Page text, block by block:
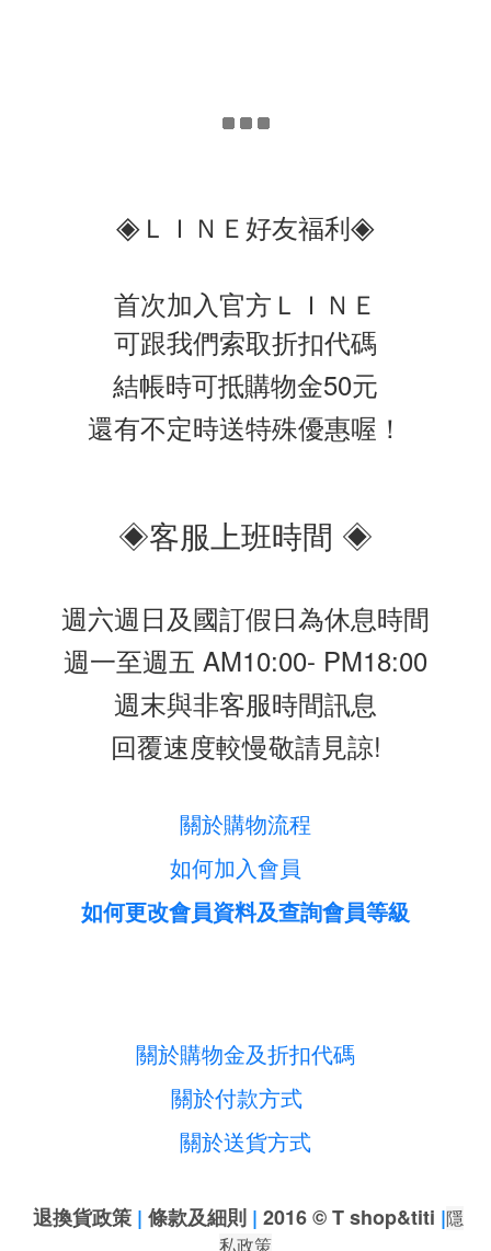
◈ ＬＩＮＥ好友福利◈
首次加入官方ＬＩＮＥ
可跟我們索取折扣代碼
結帳時可抵購物金50元
還有不定時送特殊優惠喔！
◈客服上班時間 ◈
週六週日及國訂假日為休息時間
週一至週五 AM10:00- PM18:00
週末與非客服時間訊息
回覆速度較慢敬請見諒!
關於購物流程
如何加入會員
如何更改會員資料及查詢會員等級
關於購物金及折扣代碼
關於付款方式
關於送貨方式
退換貨政策 | 條款及細則 | 2016 © T shop&titi |隱
私政策